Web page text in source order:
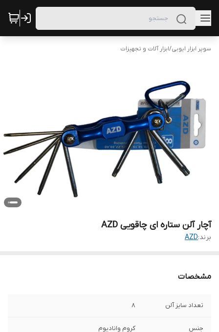
سوپر ابزار ایوبی/ابزار آلات و تجهیزات
آچار آلن ستاره ای چاقویی AZD
برند:AZD
مشخصات
تعداد سایز آلن 8
جنس کروم وانادیوم